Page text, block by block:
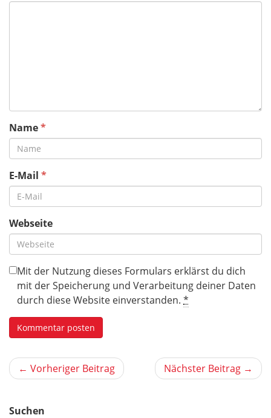
Name*
E-Mail *
Webseite
Mit der Nutzung dieses Formulars erklärst du dich
mit der Speicherung und Verarbeitung deiner Daten
durch diese Website einverstanden. *
← Vorheriger Beitrag Nächster Beitrag →
Suchen